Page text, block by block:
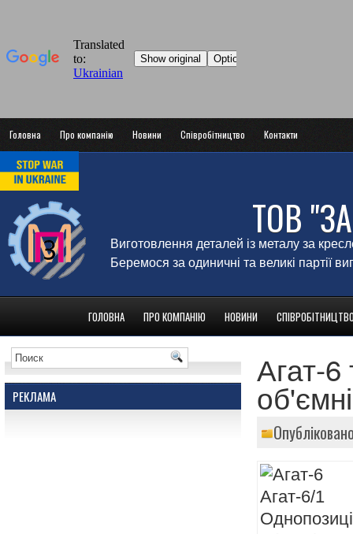
Головна Про компанію Новини Співробітництво Контакти
ТОВ
Виготовлення деталей із металу за
Беремося за одиничні та великі партії
ГОЛОВНА ПРО КОМПАНІЮ НОВИНИ
РЕКЛАМА
Агат-